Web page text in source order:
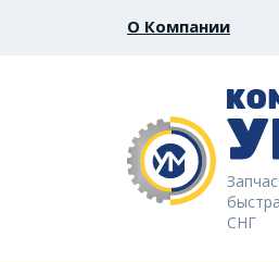
О Компании
СНГ